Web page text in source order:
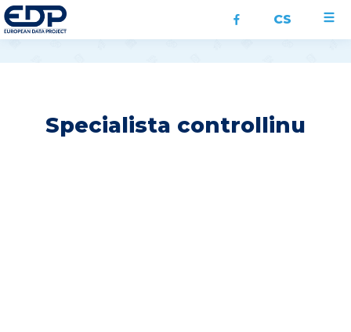
CS
Specialista controllinu